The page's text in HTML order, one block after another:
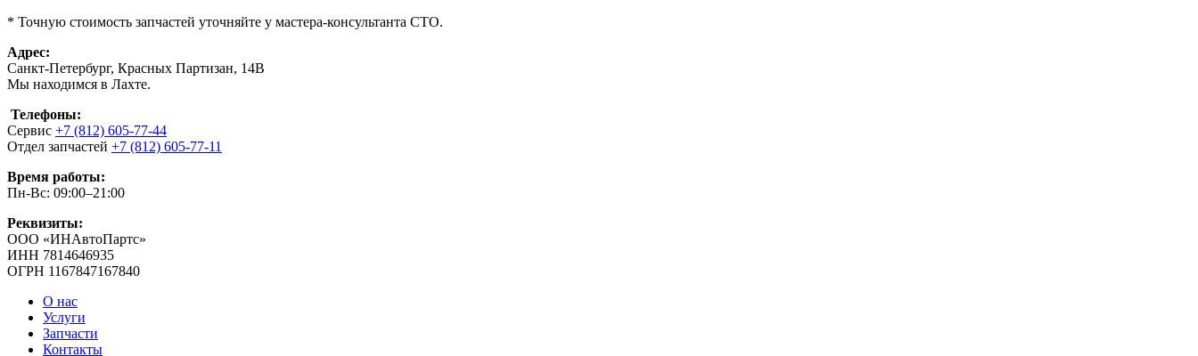
* Точную стоимость запчастей уточняйте у мастера-консультанта СТО.
Адрес:
Санкт-Петербург, Красных Партизан, 14В
Мы находимся в Лахте.
Телефоны:
Сервис +7 (812) 605-77-44
Отдел запчастей +7 (812) 605-77-11
Время работы:
Пн-Вс: 09:00–21:00
Реквизиты:
ООО «ИНАвтоПартс»
ИНН 7814646935
ОГРН 1167847167840
О нас
Услуги
Запчасти
Контакты